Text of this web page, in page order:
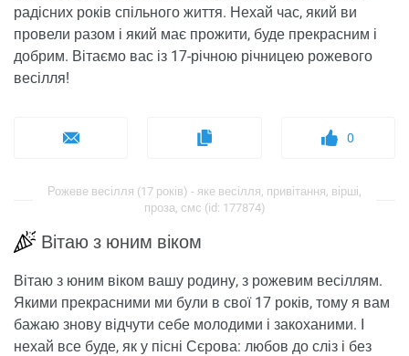
радісних років спільного життя. Нехай час, який ви
провели разом і який має прожити, буде прекрасним і
добрим. Вітаємо вас із 17-річною річницею рожевого
весілля!
0
Рожеве весілля (17 років) - яке весілля, привітання, вірші,
проза, смс (id: 177874)
Вітаю з юним віком
Вітаю з юним віком вашу родину, з рожевим весіллям.
Якими прекрасними ми були в свої 17 років, тому я вам
бажаю знову відчути себе молодими і закоханими. І
нехай все буде, як у пісні Сєрова: любов до сліз і без